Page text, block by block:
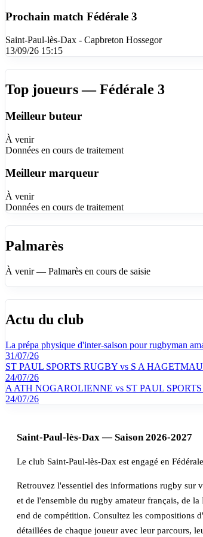
Prochain match Fédérale 3
Saint-Paul-lès-Dax - Capbreton Hossegor
13/09/26 15:15
Top joueurs — Fédérale 3
Meilleur buteur
À venir
Données en cours de traitement
Meilleur marqueur
À venir
Données en cours de traitement
Palmarès
À venir — Palmarès en cours de saisie
Actu du club
La prépa physique d'inter-saison pour rugbyman
31/07/26
ST PAUL SPORTS RUGBY vs S A
24/07/26
A ATH NOGAROLIENNE vs ST PAUL SPORTS
24/07/26
Saint-Paul-lès-Dax — Saison 2026-2027
Le club Saint-Paul-lès-Dax est engagé en
Retrouvez l'essentiel des informations rugby sur
et de l'ensemble du rugby amateur français, de
end de compétition. Consultez les compositions
détaillées de chaque joueur avec leur parcours,